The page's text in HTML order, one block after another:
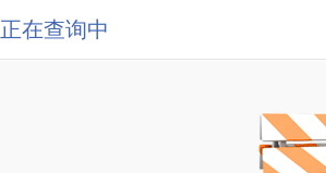
正在查询中